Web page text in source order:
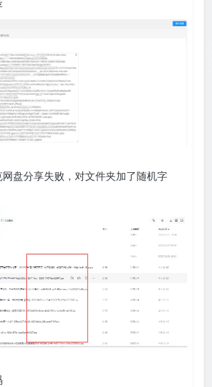
盘分享失败，对文件夹加了随机字